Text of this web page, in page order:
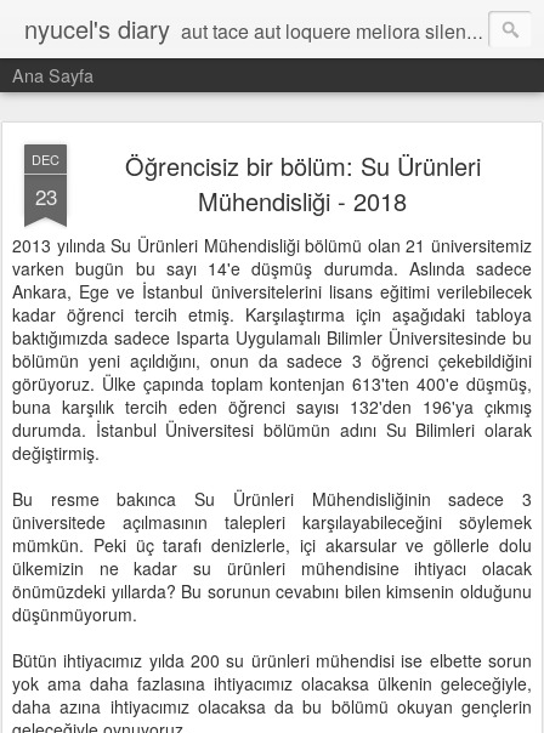
nyucel's diary aut tace aut loquere meliora silentio
Ana Sayfa
DEC
23
Öğrencisiz bir bölüm: Su Ürünleri
Mühendisliği - 2018
2013 yılında Su Ürünleri Mühendisliği bölümü olan 21 üniversitemiz
varken bugün bu sayı 14'e düşmüş durumda. Aslında sadece
Ankara, Ege ve İstanbul üniversitelerini lisans eğitimi verilebilecek
kadar öğrenci tercih etmiş. Karşılaştırma için aşağıdaki tabloya
baktığımızda sadece Isparta Uygulamalı Bilimler Üniversitesinde bu
bölümün yeni açıldığını, onun da sadece 3 öğrenci çekebildiğini
görüyoruz. Ülke çapında toplam kontenjan 613'ten 400'e düşmüş,
buna karşılık tercih eden öğrenci sayısı 132'den 196'ya çıkmış
durumda. İstanbul Üniversitesi bölümün adını Su Bilimleri olarak
değiştirmiş.
Bu resme bakınca Su Ürünleri Mühendisliğinin sadece 3
üniversitede açılmasının talepleri karşılayabileceğini söylemek
mümkün. Peki üç tarafı denizlerle, içi akarsular ve göllerle dolu
ülkemizin ne kadar su ürünleri mühendisine ihtiyacı olacak
önümüzdeki yıllarda? Bu sorunun cevabını bilen kimsenin olduğunu
düşünmüyorum.
Bütün ihtiyacımız yılda 200 su ürünleri mühendisi ise elbette sorun
yok ama daha fazlasına ihtiyacımız olacaksa ülkenin geleceğiyle,
daha azına ihtiyacımız olacaksa da bu bölümü okuyan gençlerin